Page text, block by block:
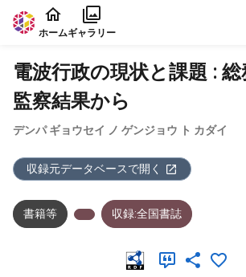
本文に飛ぶ
ホームギャラリー
電波行政の現状と課題 :
監察結果から
デンパ ギョウセイ ノ ゲンジョウ ト カダイ
収録元データベースで開く
書籍等 収録:全国書誌